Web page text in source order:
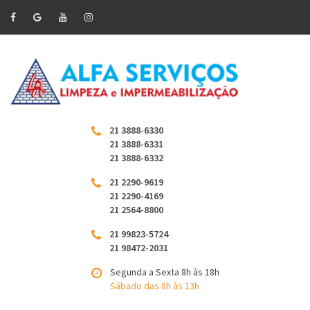
21 3888-6330
21 3888-6331
21 3888-6332
21 2290-9619
21 2290-4169
21 2564-8800
21 99823-5724
21 98472-2031
Segunda a Sexta 8h às 18h
Sábado das 8h às 13h